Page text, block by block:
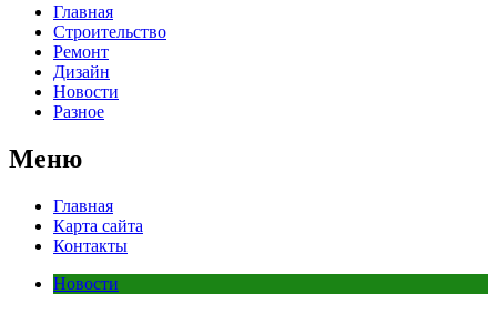
Главная
Строительство
Ремонт
Дизайн
Новости
Разное
Меню
Главная
Карта сайта
Контакты
Новости